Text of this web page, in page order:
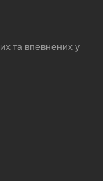
та впевнених у